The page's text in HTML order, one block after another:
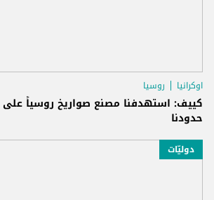
اوكرانيا روسيا
حدودنا
دوليّات